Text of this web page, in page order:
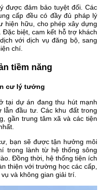
được đảm bảo tuyệt đối. Các
cấp đều có đầy đủ pháp lý
hiện hữu, cho phép xây dựng
biệt, cam kết hỗ trợ khách
với dịch vụ đăng bộ, sang
chí.
tiềm năng
cư lý tưởng
tại dự án đang thu hút mạnh
đầu tư. Các khu đất trong
gần trung tâm xã và các tiện
bạn sẽ được tận hưởng môi
trong lành từ hệ thống sông
Đồng thời, hệ thống tiện ích
thiện với trường học các cấp,
và không gian giải trí.